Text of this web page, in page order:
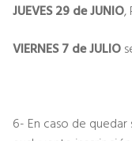
JUEVES 29 de JUNIO,
VIERNES 7 de JULIO
6- En caso de